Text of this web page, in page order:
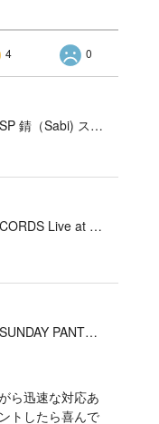
4 0
一二 モンペズボンSP 錆（Sabi) ストレッチ
TACOMA FUJI RECORDS Live at Fillmore!? Tee designed by Hirohisa Yokoyama HEATHER GRAY
VOIRY ORIGINAL SUNDAY PANTS-C/LINEN COLOR カーキ
ら迅速な対応あ
トしたら喜んで